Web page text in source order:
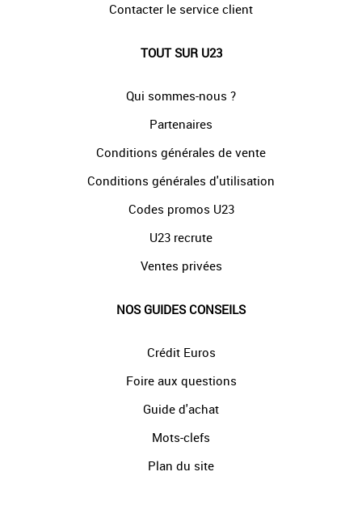
Contacter le service client
TOUT SUR U23
Qui sommes-nous ?
Partenaires
Conditions générales de vente
Conditions générales d'utilisation
Codes promos U23
U23 recrute
Ventes privées
NOS GUIDES CONSEILS
Crédit Euros
Foire aux questions
Guide d'achat
Mots-clefs
Plan du site